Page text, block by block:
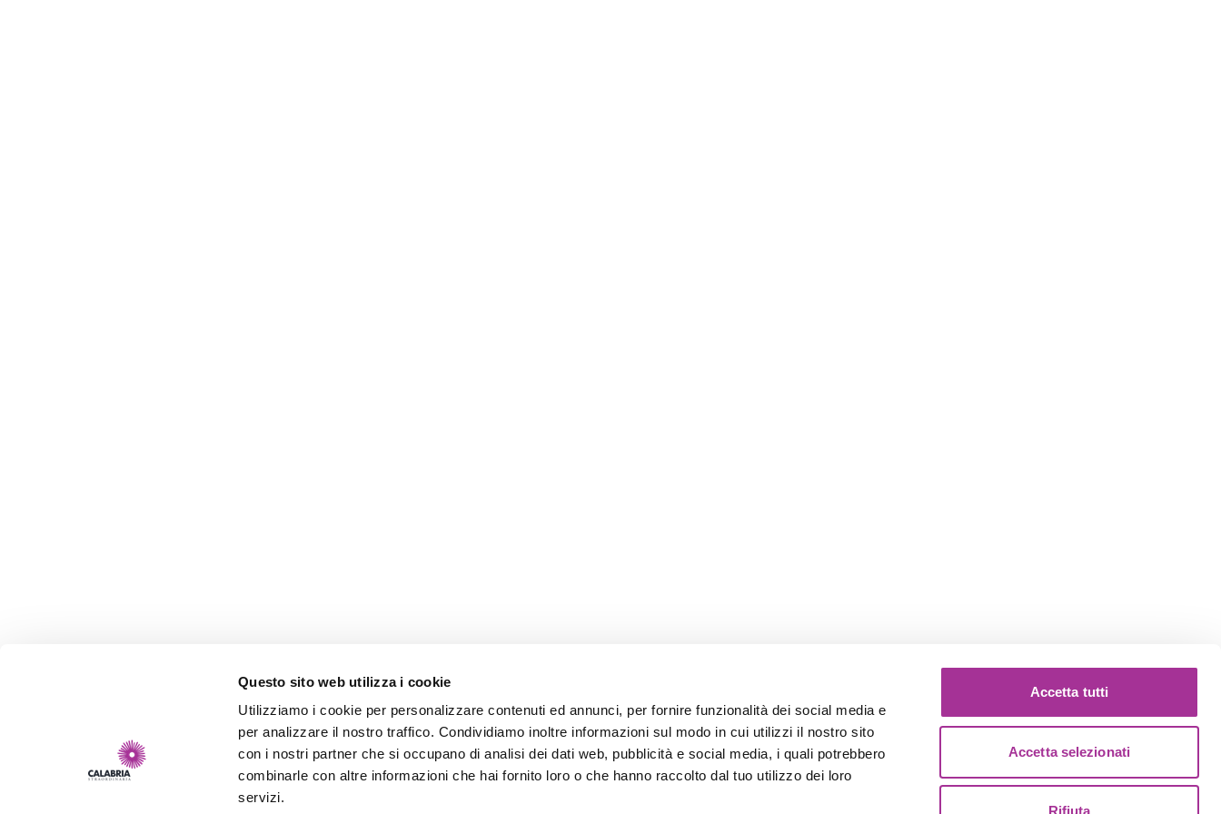
Questo sito web utilizza i cookie
Utilizziamo i cookie per personalizzare contenuti ed annunci, per fornire funzionalità dei social media e
per analizzare il nostro traffico. Condividiamo inoltre informazioni sul modo in cui utilizzi il nostro sito
con i nostri partner che si occupano di analisi dei dati web, pubblicità e social media, i quali potrebbero
combinarle con altre informazioni che hai fornito loro o che hanno raccolto dal tuo utilizzo dei loro
servizi.
Accetta tutti
Accetta selezionati
Rifiuta